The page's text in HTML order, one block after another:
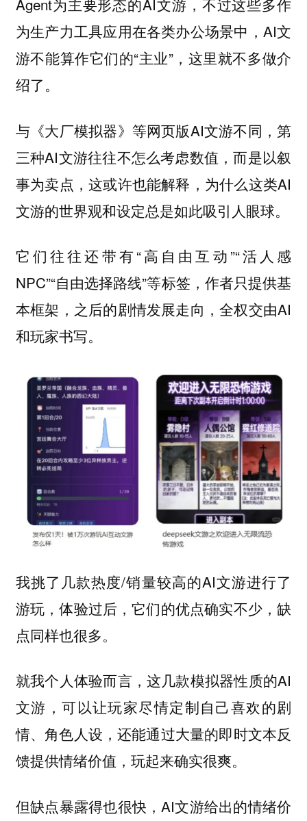
Agent为主要形态的AI文游，不过这些多作
为生产力工具应用在各类办公场景中，AI文
游不能算作它们的“主业”，这里就不多做介
绍了。
与《大厂模拟器》等网页版AI文游不同，第
三种AI文游往往不怎么考虑数值，而是以叙
事为卖点，这或许也能解释，为什么这类AI
文游的世界观和设定总是如此吸引人眼球。
它们往往还带有“高自由互动”“活人感
NPC”“自由选择路线”等标签，作者只提供基
本框架，之后的剧情发展走向，全权交由AI
和玩家书写。
我挑了几款热度/销量较高的AI文游进行了
游玩，体验过后，它们的优点确实不少，缺
点同样也很多。
就我个人体验而言，这几款模拟器性质的AI
文游，可以让玩家尽情定制自己喜欢的剧
情、角色人设，还能通过大量的即时文本反
馈提供情绪价值，玩起来确实很爽。
但缺点暴露得也很快，AI文游给出的情绪价